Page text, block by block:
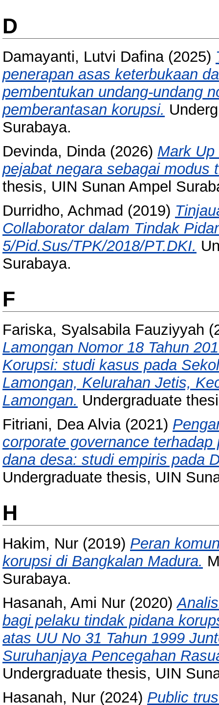
D
Damayanti, Lutvi Dafina(2025)
penerapan asas keterbukaan
pembentukan undang-undang
pemberantasan korupsi.
Surabaya.
Devinda, Dinda(2026) Mark
pejabat negara sebagai modus
thesis, UIN Sunan Ampel
Durridho, Achmad (2019)
Collaborator dalam Tindak
5/Pid.Sus/TPK/2018/PT.DKI.
Surabaya.
F
Fariska, Syalsabila Fauziyyah
Lamongan Nomor 18 Tahun
Korupsi: studi kasus pada
Lamongan, Kelurahan Jetis,
Lamongan. Undergraduate
Fitriani, Dea Alvia(2021)
corporate governance
dana desa: studi empiris pada
Undergraduate thesis, UIN
H
Hakim, Nur (2019) Peran
korupsi di Bangkalan Madura.
Surabaya.
Hasanah, Ami Nur (2020)
bagi pelaku tindak pidana
atas UU No 31 Tahun 1999
Suruhanjaya Pencegahan
Undergraduate thesis, UIN
Hasanah, Nur (2024) Public